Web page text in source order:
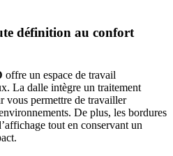
définition au confort
offre un espace de travail
La dalle intègre un traitement
vous permettre de travailler
De plus, les bordures
tout en conservant un